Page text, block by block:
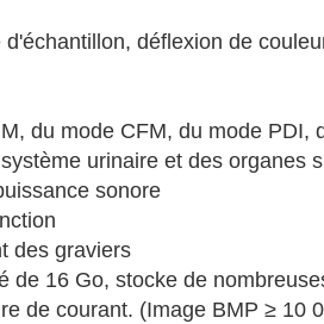
déflexion de
du mode CFM, du mode
urinaire et des organes
sonore
des graviers
de 16 Go, stocke de
de courant. (Image BMP ≥ 10